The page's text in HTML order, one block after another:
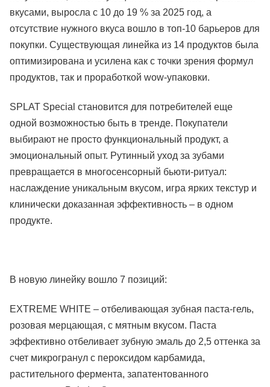
вкусами, выросла с 10 до 19 % за 2025 год, а
отсутствие нужного вкуса вошло в топ-10 барьеров для
покупки. Существующая линейка из 14 продуктов была
оптимизирована и усилена как с точки зрения формул
продуктов, так и проработкой wow-упаковки.
SPLAT Special становится для потребителей еще
одной возможностью быть в тренде. Покупатели
выбирают не просто функциональный продукт, а
эмоциональный опыт. Рутинный уход за зубами
превращается в многосенсорный бьюти-ритуал:
наслаждение уникальным вкусом, игра ярких текстур и
клинически доказанная эффективность – в одном
продукте.
В новую линейку вошло 7 позиций:
EXTREME WHITE – отбеливающая зубная паста-гель,
розовая мерцающая, с мятным вкусом. Паста
эффективно отбеливает зубную эмаль до 2,5 оттенка за
счет микрогранул с пероксидом карбамида,
растительного фермента, запатентованного